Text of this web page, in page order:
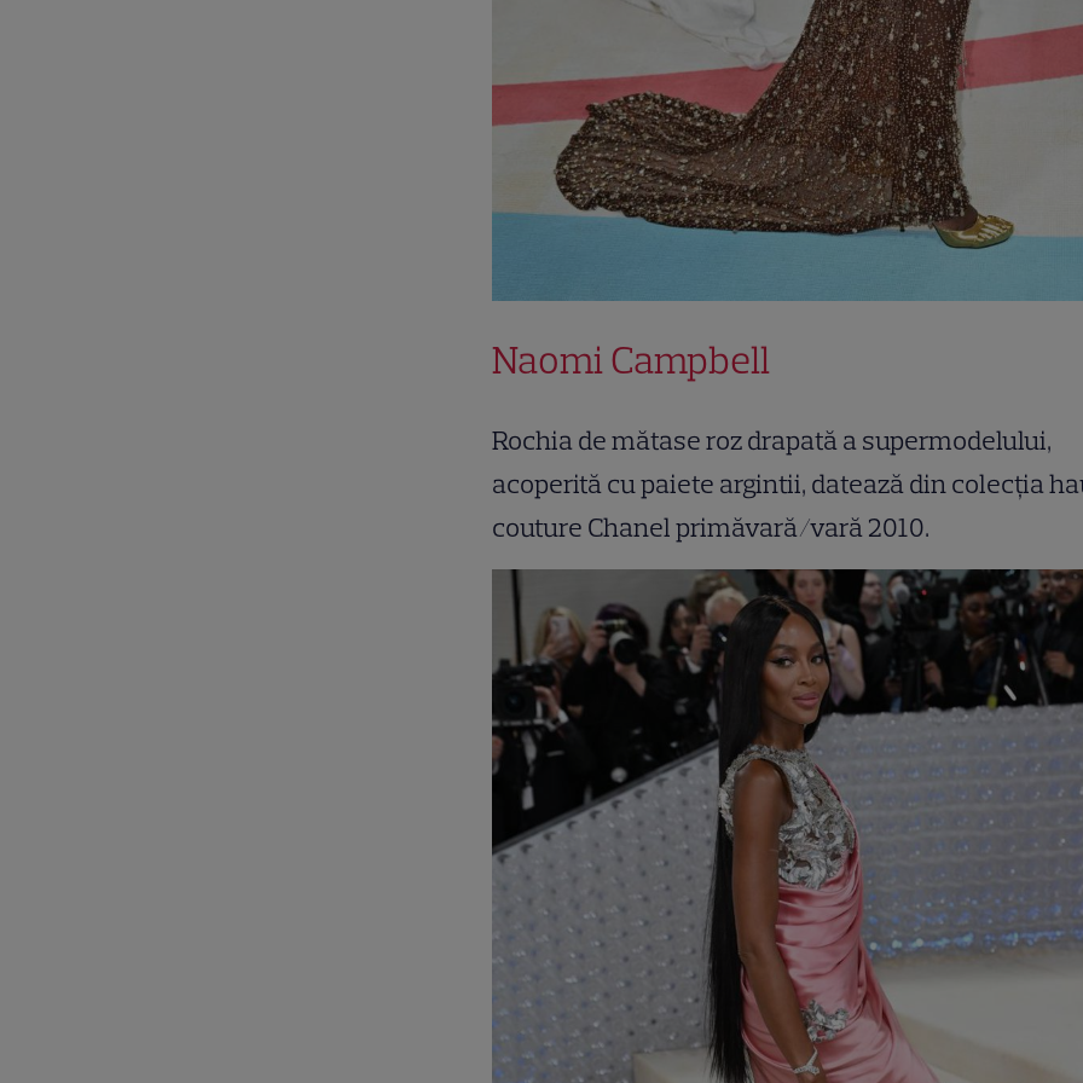
Naomi Campbell
Rochia de mătase roz drapată a supermodelului,
acoperită cu paiete argintii, datează din colecția
couture Chanel primăvară/vară 2010.